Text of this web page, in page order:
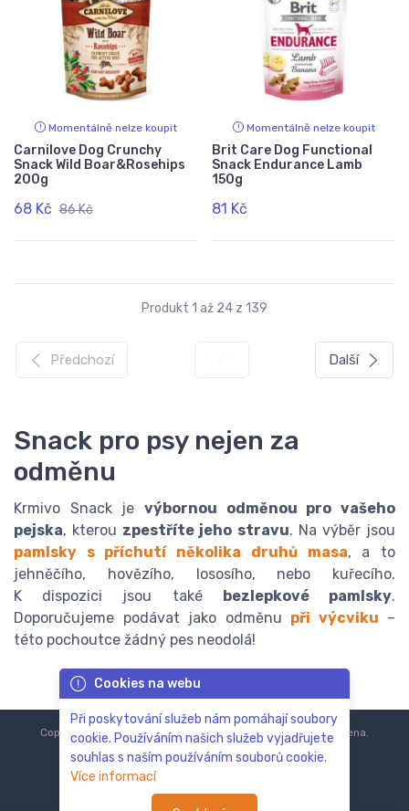
Momentálně nelze koupit
Carnilove Dog Crunchy
Snack Wild Boar&Rosehips
200g
68 Kč 86 Kč
Momentálně nelze koupit
Brit Care Dog Functional
Snack Endurance Lamb
150g
81 Kč
Produkt 1 až 24 z 139
Předchozí Další
Snack pro psy nejen za
odměnu
Krmivo Snack je výbornou odměnou pro vašeho
pejska, kterou zpestříte jeho stravu. Na výběr jsou
pamlsky s příchutí několika druhů masa, a to
jehněčího, hovězího, lososího, nebo kuřecího.
K dispozici jsou také bezlepkové pamlsky.
Doporučujeme podávat jako odměnu při výcviku –
této pochoutce žádný pes neodolá!
Cookies na webu
Při poskytování služeb nám pomáhají soubory
cookie. Používáním našich služeb vyjadřujete
souhlas s naším používáním souborů cookie.
Více informací
Copyright © 2018-2024ZoOo.cz®Všechna práva vyhrazena.